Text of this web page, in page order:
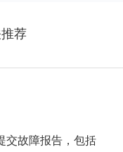
荐
交故障报告，包括